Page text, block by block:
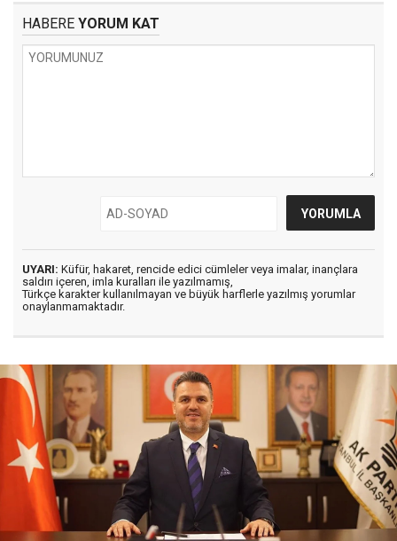
HABERE YORUM KAT
UYARI: Küfür, hakaret, rencide edici cümleler veya imalar, inançlara
saldırı içeren, imla kuralları ile yazılmamış,
Türkçe karakter kullanılmayan ve büyük harflerle yazılmış yorumlar
onaylanmamaktadır.